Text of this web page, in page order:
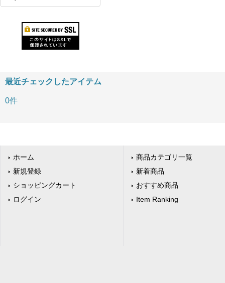
最近チェックしたアイテム
0件
ホーム
新規登録
ショッピングカート
ログイン
商品カテゴリ一覧
新着商品
おすすめ商品
Item Ranking